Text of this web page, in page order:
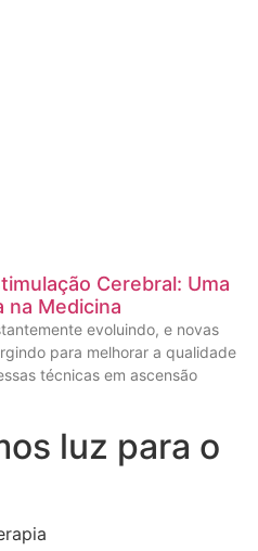
Cerebral: Uma
na Medicina
evoluindo, e novas
para melhorar a qualidade
técnicas em ascensão
luz para o